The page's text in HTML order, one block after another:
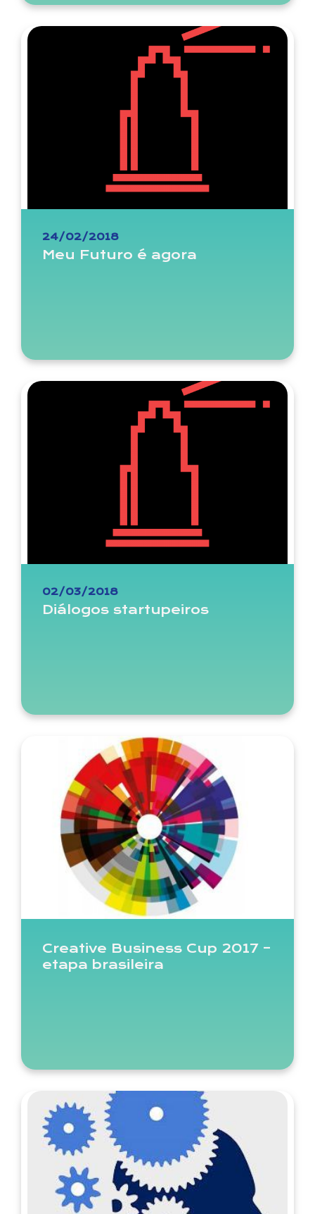
24/02/2018
Meu Futuro é agora
02/03/2018
Diálogos startupeiros
Creative Business Cup 2017 –
etapa brasileira